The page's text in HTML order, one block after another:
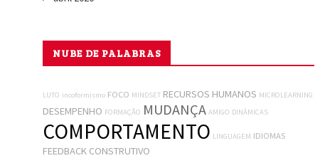
NUBE DE PALABRAS
LUTO incoformismo FOCO MINDSET RECURSOS HUMANOS MICROLEARNING
DESEMPENHO FORMAÇÃO MUDANÇA AMIGO DINÂMICAS
COMPORTAMENTO LINGUAGEM IDIOMAS
FEEDBACK CONSTRUTIVO